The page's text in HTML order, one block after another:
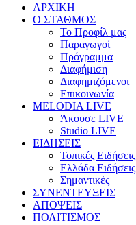
ΑΡΧΙΚΗ
Ο ΣΤΑΘΜΟΣ
Το Προφίλ μας
Παραγωγοί
Πρόγραμμα
Διαφήμιση
Διαφημιζόμενοι
Επικοινωνία
MELODIA LIVE
Άκουσε LIVE
Studio LIVE
ΕΙΔΗΣΕΙΣ
Τοπικές Ειδήσεις
Ελλάδα Ειδήσεις
Σημαντικές
ΣΥΝΕΝΤΕΥΞΕΙΣ
ΑΠΟΨΕΙΣ
ΠΟΛΙΤΙΣΜΟΣ